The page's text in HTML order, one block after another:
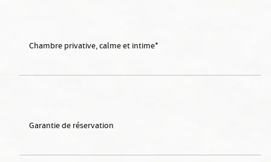
Chambre privative, calme et intime*
Garantie de réservation